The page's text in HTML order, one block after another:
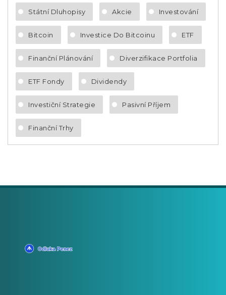
Státní Dluhopisy Akcie Investování
Bitcoin Investice Do Bitcoinu ETF
Finanční Plánování Diverzifikace Portfolia
ETF Fondy Dividendy
Investiční Strategie Pasivní Příjem
Finanční Trhy